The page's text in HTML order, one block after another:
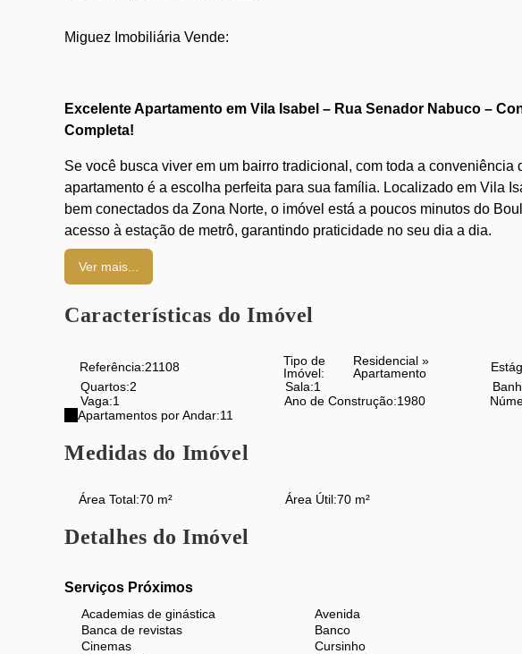
Miguez Imobiliária Vende:
Excelente Apartamento em Vila Isabel – Rua Senador Nabuco –
Completa!
Se você busca viver em um bairro tradicional, com toda a conveniência
apartamento é a escolha perfeita para sua família. Localizado em Vila
bem conectados da Zona Norte, o imóvel está a poucos minutos do
acesso à estação de metrô, garantindo praticidade no seu dia a dia.
Detalhes do Imóvel:
Sala ampla em 2 ambientes , perfeita para momentos de lazer e
Cozinha ampla
, pronta para receber seus eletrodomésticos e
Banheiro social
com acabamento moderno e funcional
Área de serviço
edependência completade empregada,
Localização Privilegiada: Situado na Rua Senador Nabuco, próximo
serviços essenciais. Além disso, Vila Isabel é um bairro famoso pela
suaescola de sambae . A proximidade com a Estação de
transporte público facilitam o acesso a outras regiões da cidade..
Ver mais...
Características do Imóvel
Referência:21108
Tipo de
Imóvel:
Residencial »
Apartamento
Quartos:2 Sala:1
Vaga:1 Ano de Construção:1980
Apartamentos por Andar:11
Medidas do Imóvel
Área Total:70 m² Área Útil:70 m²
Detalhes do Imóvel
Serviços Próximos
Academias de ginástica Avenida
Banca de revistas
Banco
Cinemas
Cursinho